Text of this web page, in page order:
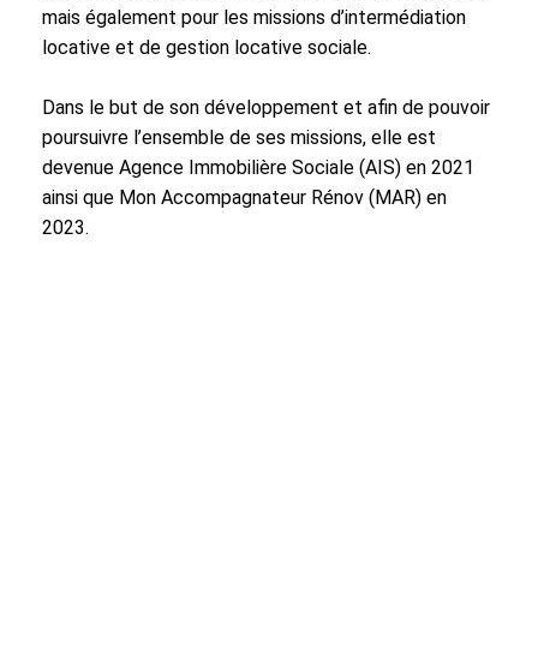
mais également pour les missions d’intermédiation
locative et de gestion locative sociale.
Dans le but de son développement et afin de pouvoir
poursuivre l’ensemble de ses missions, elle est
devenue Agence Immobilière Sociale (AIS) en 2021
ainsi que Mon Accompagnateur Rénov (MAR) en
2023.